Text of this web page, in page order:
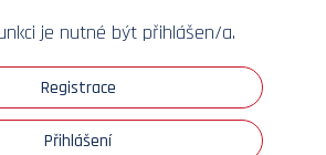
je nutné být přihlášen/a.
Registrace
Přihlášení